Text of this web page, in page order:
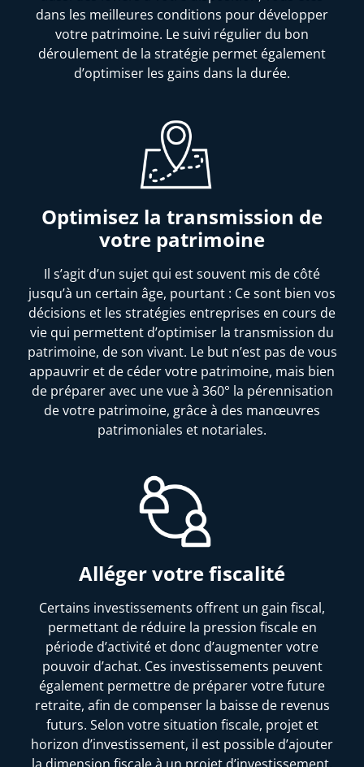
dans les meilleures conditions pour développer
votre patrimoine. Le suivi régulier du bon
déroulement de la stratégie permet également
d’optimiser les gains dans la durée.
Optimisez la transmission de
votre patrimoine
Il s’agit d’un sujet qui est souvent mis de côté
jusqu’à un certain âge, pourtant : Ce sont bien vos
décisions et les stratégies entreprises en cours de
vie qui permettent d’optimiser la transmission du
patrimoine, de son vivant. Le but n’est pas de vous
appauvrir et de céder votre patrimoine, mais bien
de préparer avec une vue à 360° la pérennisation
de votre patrimoine, grâce à des manœuvres
patrimoniales et notariales.
Alléger votre fiscalité
Certains investissements offrent un gain fiscal,
permettant de réduire la pression fiscale en
période d’activité et donc d’augmenter votre
pouvoir d’achat. Ces investissements peuvent
également permettre de préparer votre future
retraite, afin de compenser la baisse de revenus
futurs. Selon votre situation fiscale, projet et
horizon d’investissement, il est possible d’ajouter